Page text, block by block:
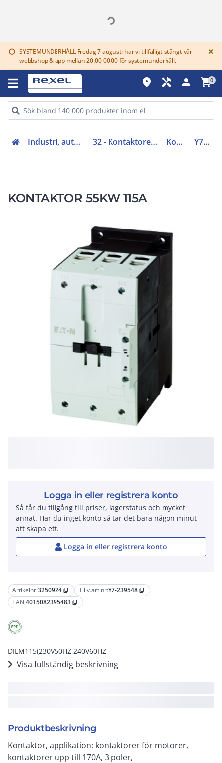
info SYSTEMUNDERHÅLL Fredag 7 augusti har vi tillfälligt stängt vår
webbshop & app mellan 20:00-00:00 för systemunderhåll.
×
place handyman person shopping_cart0
Industri, automation (31-40, 45) 32 - Kontaktorer och startapparater Kontaktorer Y7-239548
KONTAKTOR 55KW 115A
Artikelnr:3250924 content_copy Tillv.art.nr:Y7-239548 content_copy
EAN:4015082395483 content_copy
DILM115(230V50HZ,240V60HZ
Visa fullständig beskrivning
Produktbeskrivning
Kontaktor, applikation: kontaktorer för motorer,
kontaktorer upp till 170A, 3 poler,
Logga in eller registrera konto
Så får du tillgång till priser, lagerstatus och mycket
annat. Har du inget konto så tar det bara någon minut
att skapa ett.
Logga in eller registrera konto